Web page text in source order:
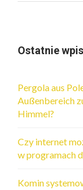
Ostatnie
Pergola aus
Außenbereich
Himmel?
Czy internet
w programach
Komin